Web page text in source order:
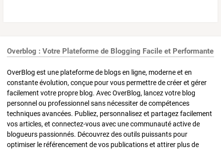
Overblog : Votre Plateforme de Blogging Facile et Performante
OverBlog est une plateforme de blogs en ligne, moderne et en
constante évolution, conçue pour vous permettre de créer et gérer
facilement votre propre blog. Avec OverBlog, lancez votre blog
personnel ou professionnel sans nécessiter de compétences
techniques avancées. Publiez, personnalisez et partagez facilement
vos articles, et connectez-vous avec une communauté active de
blogueurs passionnés. Découvrez des outils puissants pour
optimiser le référencement de vos publications et attirer plus de